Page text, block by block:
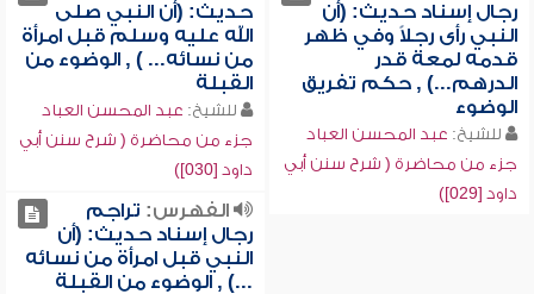
رجال إسناد حديث: (أن
النبي رأى رجلاً وفي ظهر
قدمه لمعة قدر
الدرهم...) , حكم تفريق
الوضوء
للشيخ: عبد المحسن العباد
جزء من محاضرة ( شرح سنن أبي
داود [029])
حديث: (أن النبي صلى
الله عليه وسلم قبل امرأة
من نسائه... ) , الوضوء من
القبلة
للشيخ: عبد المحسن العباد
جزء من محاضرة ( شرح سنن أبي
داود [030])
الفهرس: تراجم
رجال إسناد حديث: (أن
النبي قبل امرأة من نسائه
...) , الوضوء من القبلة